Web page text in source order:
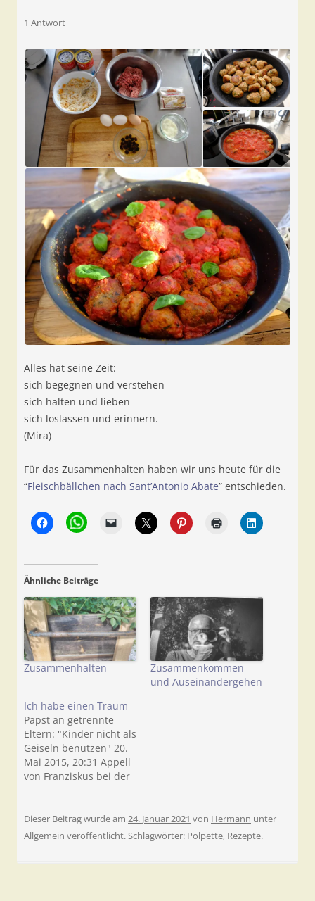
1 Antwort
Alles hat seine Zeit:
sich begegnen und verstehen
sich halten und lieben
sich loslassen und erinnern.
(Mira)
Für das Zusammenhalten haben wir uns heute für die
“Fleischbällchen nach Sant’Antonio Abate” entschieden.
Ähnliche Beiträge
Zusammenhalten
Zusammenkommen
und Auseinandergehen
Ich habe einen Traum
Papst an getrennte
Eltern: "Kinder nicht als
Geiseln benutzen" 20.
Mai 2015, 20:31 Appell
von Franziskus bei der
Franziskus hat bei der
Generalaudienz am
Elternpaare
Dieser Beitrag wurde am 24. Januar 2021 von Hermann unter
Allgemein veröffentlicht. Schlagwörter: Polpette, Rezepte.